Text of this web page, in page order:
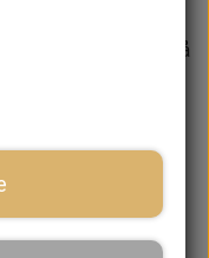
Varen er på
leveringstid
+
KURV